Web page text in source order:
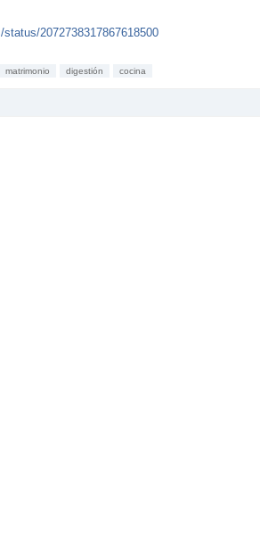
2072738317867618500
matrimonio digestión cocina